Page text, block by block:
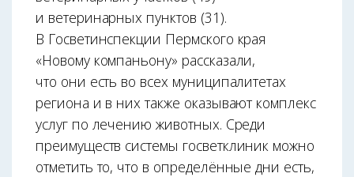
и ветеринарных пунктов (31).
В Госветинспекции Пермского края
«Новому компаньону» рассказали,
что они есть во всех муниципалитетах
регио­на и в них также оказывают комплекс
услуг по лечению животных. Среди
преимуществ системы госветклиник можно
отметить то, что в определённые дни есть,